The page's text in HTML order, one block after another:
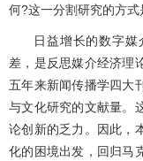
何?这一分割研究的方
日益增长的数字
差，是反思媒介经济理
五年来新闻传播学四大
与文化研究的文献量。
论创新的乏力。因此，
化的困境出发，回归马